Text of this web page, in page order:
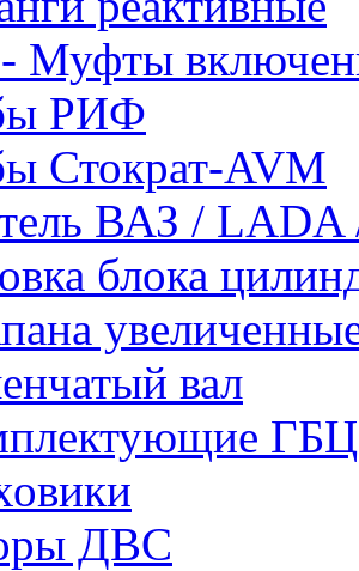
Муфты
РИФ
Стократ-AVM
ВАЗ / LADA
блока
вал
ГБЦ
ДВС